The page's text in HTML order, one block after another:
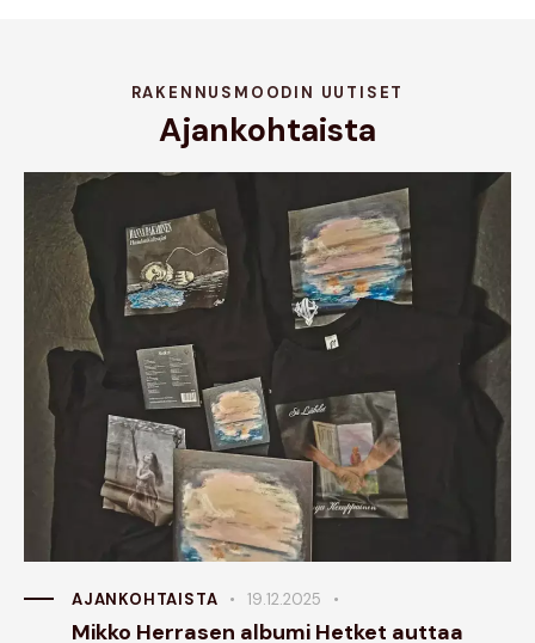
RAKENNUSMOODIN UUTISET
Ajankohtaista
AJANKOHTAISTA 19.12.2025
Mikko Herrasen albumi Hetket auttaa